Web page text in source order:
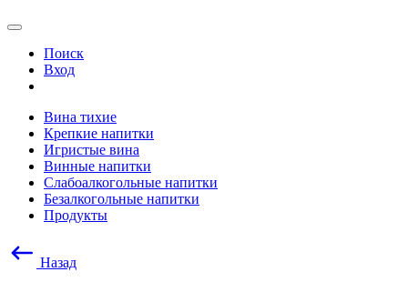
Поиск
Вход
Вина тихие
Крепкие напитки
Игристые вина
Винные напитки
Слабоалкогольные напитки
Безалкогольные напитки
Продукты
Назад